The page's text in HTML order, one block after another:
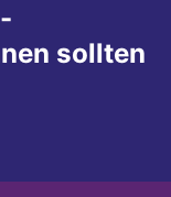
sollten